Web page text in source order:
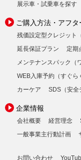
展示車・試乗車を探す
ご購入方法・アフタ
残価設定型クレジット
延長保証プラン
定期
メンテナンスパック（
WEB入庫予約（すぐら
カーケア
SDS（安全
企業情報
会社概要 経営理念
一般事業主行動計画
お問い合わせ